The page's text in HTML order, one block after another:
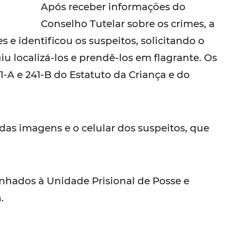
Após receber informações do
Conselho Tutelar sobre os crimes, a
e identificou os suspeitos, solicitando o
localizá-los e prendê-los em flagrante. Os
e 241-B do Estatuto da Criança e do
imagens e o celular dos suspeitos, que
à Unidade Prisional de Posse e